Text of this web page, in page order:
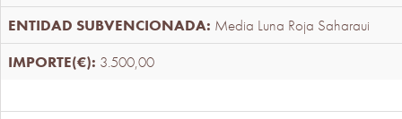
Media Luna Roja Saharaui
3.500,00